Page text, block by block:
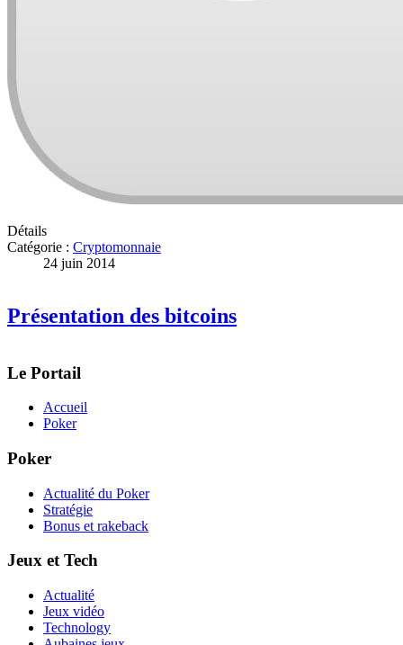
Détails
Catégorie : Cryptomonnaie
24 juin 2014
Présentation des bitcoins
Le Portail
Accueil
Poker
Poker
Actualité du Poker
Stratégie
Bonus et rakeback
Jeux et Tech
Actualité
Jeux vidéo
Technology